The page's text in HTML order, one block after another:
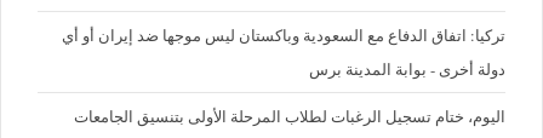
تركيا: اتفاق الدفاع مع السعودية وباكستان ليس موجها ضد إيران أو أي
دولة أخرى - بوابة المدينة برس
اليوم، ختام تسجيل الرغبات لطلاب المرحلة الأولى بتنسيق الجامعات